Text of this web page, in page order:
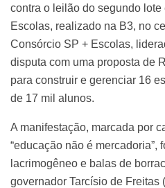
contra o leilão do segundo
Escolas, realizado na B3, no
Consórcio SP + Escolas,
disputa com uma proposta de
para construir e gerenciar 16
de 17 mil alunos.
A manifestação, marcada por
“educação não é mercadoria”,
lacrimogêneo e balas de
governador Tarcísio de Freitas